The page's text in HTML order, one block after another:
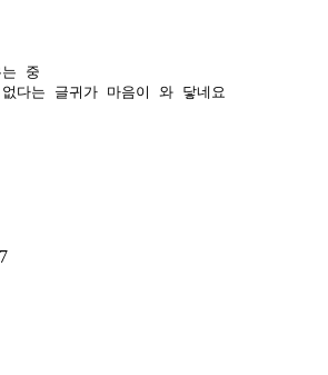
중
다는 글귀가 마음이 와 닿네요